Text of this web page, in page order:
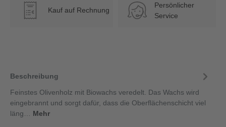
€ Kauf auf Rechnung
Persönlicher
Service
Beschreibung
Feinstes Olivenholz mit Biowachs veredelt. Das Wachs wird
eingebrannt und sorgt dafür, dass die Oberflächenschicht viel
läng… Mehr